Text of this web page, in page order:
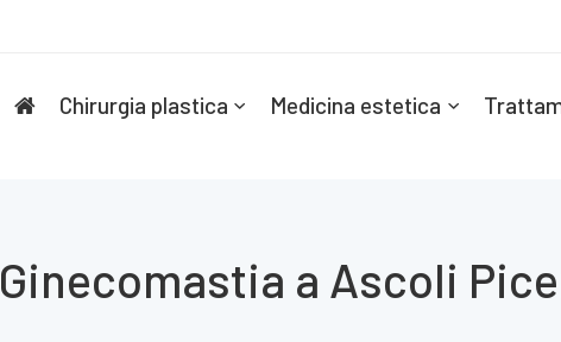
Chirurgia plastica Medicina estetica
Ginecomastia a Ascoli